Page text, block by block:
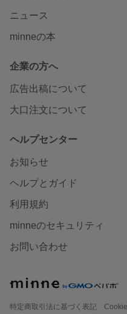
ニュース
minneの本
企業の方へ
広告出稿について
大口注文について
ヘルプセンター
お知らせ
ヘルプとガイド
利用規約
minneのセキュリティ
お問い合わせ
特定商取引法に基づく表記